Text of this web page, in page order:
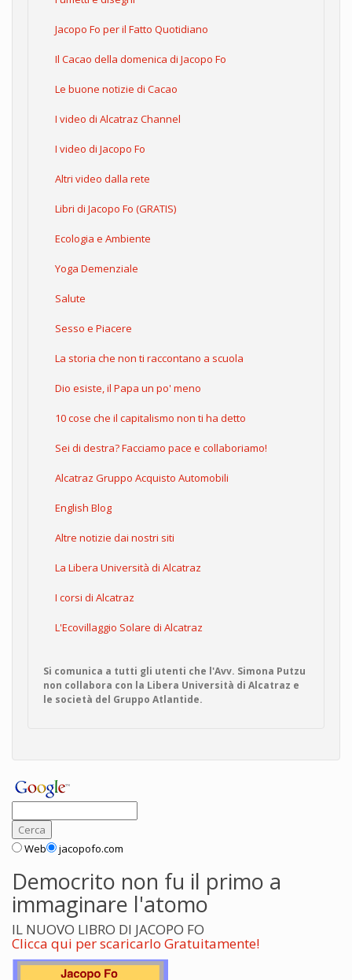
Jacopo Fo per il Fatto Quotidiano
Il Cacao della domenica di Jacopo Fo
Le buone notizie di Cacao
I video di Alcatraz Channel
I video di Jacopo Fo
Altri video dalla rete
Libri di Jacopo Fo (GRATIS)
Ecologia e Ambiente
Yoga Demenziale
Salute
Sesso e Piacere
La storia che non ti raccontano a scuola
Dio esiste, il Papa un po' meno
10 cose che il capitalismo non ti ha detto
Sei di destra? Facciamo pace e collaboriamo!
Alcatraz Gruppo Acquisto Automobili
English Blog
Altre notizie dai nostri siti
La Libera Università di Alcatraz
I corsi di Alcatraz
L'Ecovillaggio Solare di Alcatraz
Si comunica a tutti gli utenti che l'Avv. Simona Putzu
non collabora con la Libera Università di Alcatraz e
le società del Gruppo Atlantide.
Web jacopofo.com
Democrito non fu il primo a
immaginare l'atomo
IL NUOVO LIBRO DI JACOPO FO
Clicca qui per scaricarlo Gratuitamente!